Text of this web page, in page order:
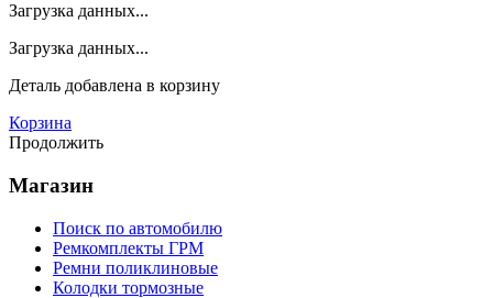
Загрузка данных...
Загрузка данных...
Деталь добавлена в корзину
Корзина
Продолжить
Магазин
Поиск по автомобилю
Ремкомплекты ГРМ
Ремни поликлиновые
Колодки тормозные